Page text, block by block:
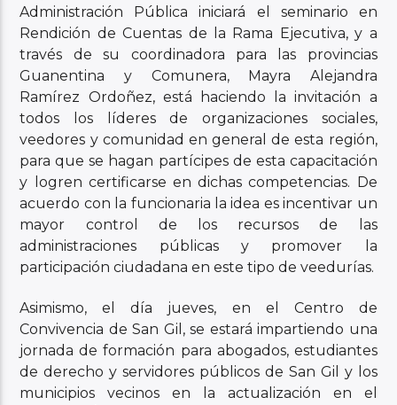
Administración Pública iniciará el seminario en
Rendición de Cuentas de la Rama Ejecutiva, y a
través de su coordinadora para las provincias
Guanentina y Comunera, Mayra Alejandra
Ramírez Ordoñez, está haciendo la invitación a
todos los líderes de organizaciones sociales,
veedores y comunidad en general de esta región,
para que se hagan partícipes de esta capacitación
y logren certificarse en dichas competencias. De
acuerdo con la funcionaria la idea es incentivar un
mayor control de los recursos de las
administraciones públicas y promover la
participación ciudadana en este tipo de veedurías.
Asimismo, el día jueves, en el Centro de
Convivencia de San Gil, se estará impartiendo una
jornada de formación para abogados, estudiantes
de derecho y servidores públicos de San Gil y los
municipios vecinos en la actualización en el